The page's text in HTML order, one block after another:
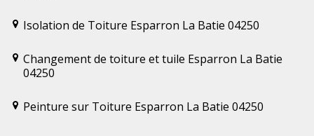
Isolation de Toiture Esparron La Batie 04250
Changement de toiture et tuile Esparron La Batie
04250
Peinture sur Toiture Esparron La Batie 04250